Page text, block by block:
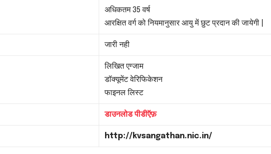
अधिकतम 35 वर्ष
आरक्षित वर्ग को नियमानुसार आयु में छुट प्रदान की जायेगी |
जारी नही
लिखित एग्जाम
डॉक्यूमेंट वेरिफिकेशन
फाइनल लिस्ट
डाउनलोड पीडीऍफ़
http://kvsangathan.nic.in/